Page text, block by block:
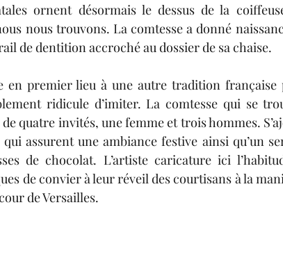
ornent désormais le dessus de la
nous trouvons. La comtesse a donné
de dentition accroché au dossier de sa chaise.
en premier lieu à une autre tradition française
ridicule d’imiter. La comtesse qui se
quatre invités, une femme et trois hommes.
assurent une ambiance festive ainsi qu’un
de chocolat. L’artiste caricature ici
de convier à leur réveil des courtisans à la
de Versailles.